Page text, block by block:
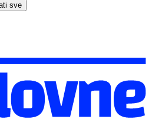
sve